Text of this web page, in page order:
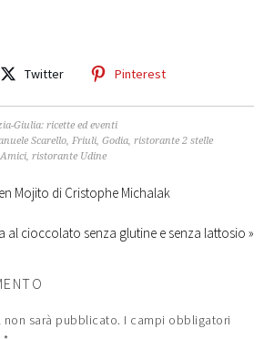
Twitter Pinterest
Giulia: ricette ed eventi
Scarello,Friuli,Godia,ristorante 2 stelle
,ristorante Udine
Mojito di Cristophe Michalak
al cioccolato senza glutine e senza lattosio »
sarà pubblicato. I campi obbligatori